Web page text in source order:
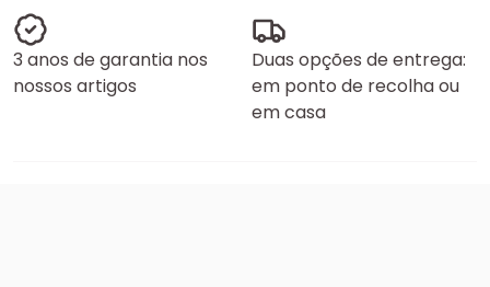
3 anos de garantia nos
nossos artigos
Duas opções de entrega:
em ponto de recolha ou
em casa